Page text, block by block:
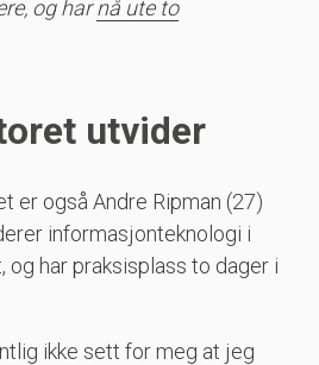
og harnå ute to
utvider
er også Andre Ripman (27)
informasjonteknologi i
og har praksisplass to dager i
ikke sett for meg at jeg